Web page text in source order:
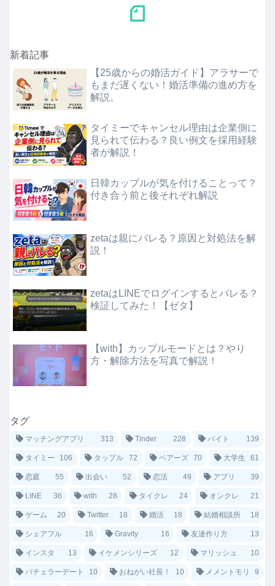
新着記事
【25歳からの婚活ガイド】アラサーで
もまだ遅くない！婚活準備の進め方を
解説。
タイミーでキャンセル理由は企業側に
見られて伝わる？良い例文を採用経験
者が解説！
日韓カップルが気を付けることって？
付き合う前と後それぞれ解説
zetaは親にバレる？原因と対処法を解
説！
zetaはLINEでログインするとバレる？
検証してみた！【ゼタ】
【with】カップルモードとは？やり
方・解除方法を写真で解説！
タグ
マッチングアプリ 313 Tinder 228 バイト 139
タイミー 106 タップル 72 ペアーズ 70 大学生 61
恋庭 55 出会い 52 恋活 49 アプリ 39
LINE 36 with 28 タイクレ 24 オンクレ 21
ゲーム 20 Twitter 18 婚活 18 結婚相談所 18
シェアフル 16 Gravity 16 友達作り方 13
インスタ 13 イケメンシリーズ 12 マリッシュ 10
バチェラーデート 10 おねがい社長！ 10 メメントモリ 9